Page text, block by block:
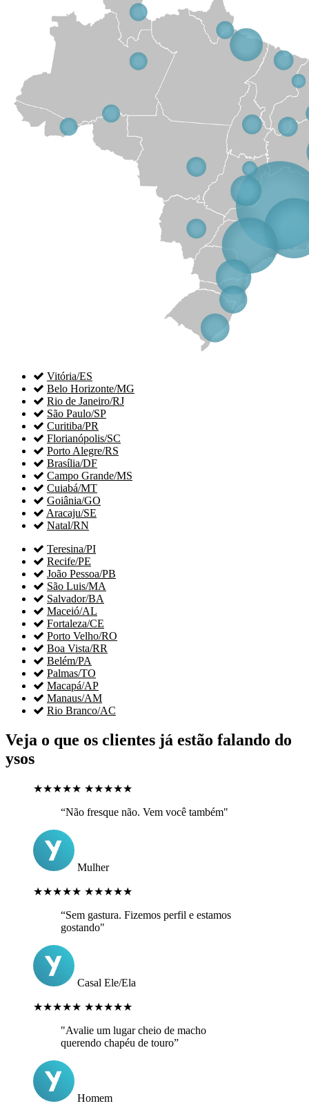
 Vitória/ES
 Belo Horizonte/MG
 Rio de Janeiro/RJ
 São Paulo/SP
 Curitiba/PR
 Florianópolis/SC
 Porto Alegre/RS
 Brasília/DF
 Campo Grande/MS
 Cuiabá/MT
 Goiânia/GO
 Aracaju/SE
 Natal/RN
 Teresina/PI
 Recife/PE
 João Pessoa/PB
 São Luis/MA
 Salvador/BA
 Maceió/AL
 Fortaleza/CE
 Porto Velho/RO
 Boa Vista/RR
 Belém/PA
 Palmas/TO
 Macapá/AP
 Manaus/AM
 Rio Branco/AC
Veja o que os clientes já estão falando do
ysos
★★★★★ ★★★★★
“Não fresque não. Vem você também"
Mulher
★★★★★ ★★★★★
“Sem gastura. Fizemos perfil e estamos
gostando"
Casal Ele/Ela
★★★★★ ★★★★★
"Avalie um lugar cheio de macho
querendo chapéu de touro”
Homem